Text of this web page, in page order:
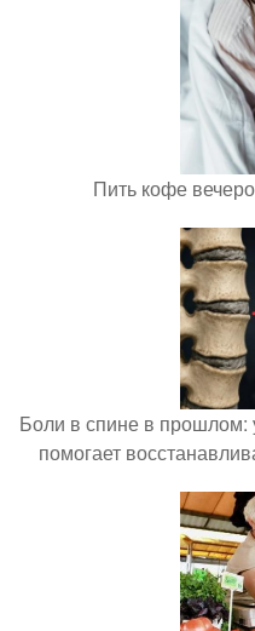
Пить кофе
Боли в спине в прошлом:
помогает